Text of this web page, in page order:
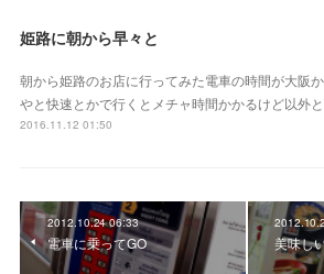
姫路に朝から早々と
朝から姫路のお店に行ってみた電車の時間が大阪
やと快速とかで行くとメチャ時間かかるけど以外
2016.11.12 01:50
2012.10.24 06:33
電車に乗ってGO 美味し